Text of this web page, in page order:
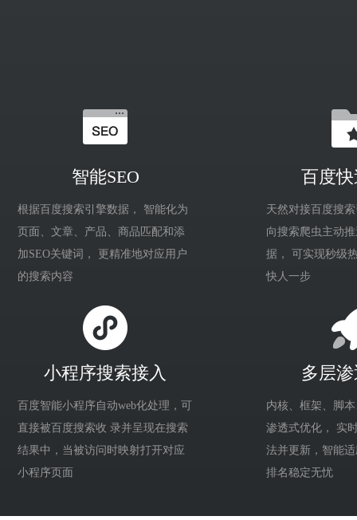
智能SEO
根据百度搜索引擎数据， 智能化为
页面、文章、产品、商品匹配和添
加SEO关键词， 更精准地对应用户
的搜索内容
百度
天然对接百度搜
向搜索爬虫主动
据， 可实现秒级
快人一步
小程序搜索接入
百度智能小程序自动web化处理，可
直接被百度搜索收 录并呈现在搜索
结果中，当被访问时映射打开对应
小程序页面
多层
内核、框架、脚
渗透式优化， 实
法并更新，智能
排名稳定无忧